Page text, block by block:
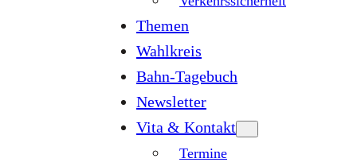
Themen
Wahlkreis
Bahn-Tagebuch
Newsletter
Vita & Kontakt
Termine